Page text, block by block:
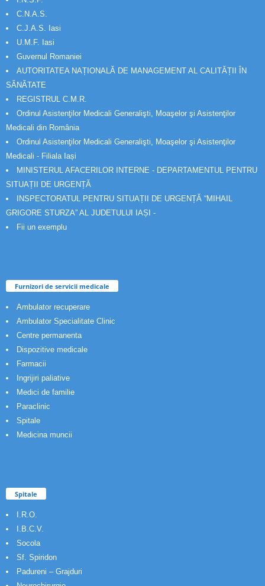
C.N.A.S.
C.J.A.S. Iasi
U.M.F. Iasi
Guvernul Romaniei
AUTORITATEA NAȚIONALĂ DE MANAGEMENT AL CALITĂȚII ÎN
SĂNĂTATE
REGISTRUL C.M.R.
Ordinul Asistenţilor Medicali Generalişti, Moaşelor şi Asistenţilor
Medicali din România
Ordinul Asistenţilor Medicali Generalişti, Moaşelor şi Asistenţilor
Medicali - Filiala Iași
MINISTERUL AFACERILOR INTERNE - DEPARTAMENTUL PENTRU
SITUAȚII DE URGENȚĂ
INSPECTORATUL PENTRU SITUAȚII DE URGENȚĂ “MIHAIL
GRIGORE STURZA” AL JUDETULUI IAȘI -
Fii un exemplu
Furnizori de servicii medicale
Ambulator recuperare
Ambulator Specialitate Clinic
Centre permanenta
Dispozitive medicale
Farmacii
Ingrijiri paliative
Medici de familie
Paraclinic
Spitale
Medicina muncii
Spitale
I.R.O.
I.B.C.V.
Socola
Sf. Spiridon
Padureni – Grajduri